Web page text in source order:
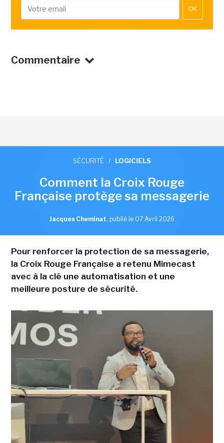
OK
Commentaire
SÉCURITÉ / LOGICIELS
Comment la Croix Rouge
Française protège sa messagerie
Jacques Cheminat, publié le 07 Avril 2026
Pour renforcer la protection de sa messagerie,
la Croix Rouge Française a retenu Mimecast
avec à la clé une automatisation et une
meilleure posture de sécurité.